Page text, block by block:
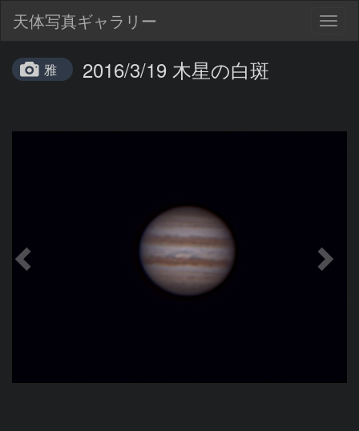
天体写真ギャラリー
雅 2016/3/19 木星の白斑